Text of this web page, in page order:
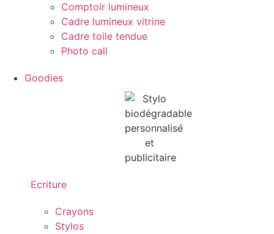
Comptoir lumineux
Cadre lumineux vitrine
Cadre toile tendue
Photo call
Goodies
Ecriture
Crayons
Stylos